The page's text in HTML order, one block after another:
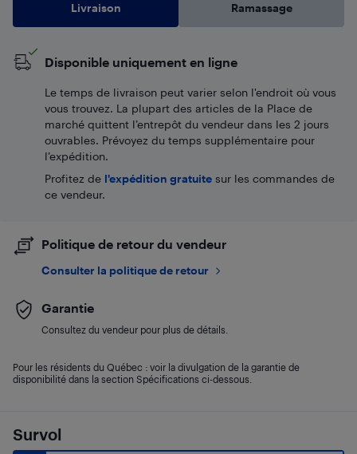
Survol
Livraison Ramassage
Disponible uniquement en ligne
Le temps de livraison peut varier selon l'endroit où vous
vous trouvez. La plupart des articles de la Place de
marché quittent l’entrepôt du vendeur dans les 2 jours
ouvrables. Prévoyez du temps supplémentaire pour
l’expédition.
Profitez de l'expédition gratuite sur les commandes de
ce vendeur.
Politique de retour du vendeur
Consulter la politique de retour
Garantie
Consultez du vendeur pour plus de détails.
Pour les résidents du Québec : voir la divulgation de la garantie de
disponibilité dans la section Spécifications ci-dessous.